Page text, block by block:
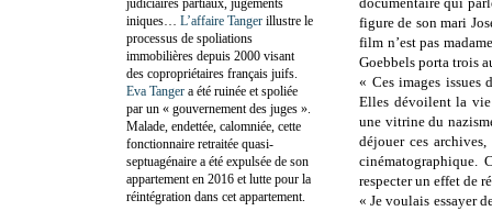
figure de son mari
film n’est pas
Goebbels porta trois
« Ces images issues
Elles dévoilent la
une vitrine du
déjouer ces
cinématographique.
respecter un effet de
« Je voulais essayer
iniques… L’affaire Tanger illustre le
processus de spoliations
immobilières depuis 2000 visant
des copropriétaires français juifs.
Eva Tanger a été ruinée et spoliée
par un « gouvernement des juges ».
Malade, endettée, calomniée, cette
fonctionnaire retraitée quasi-
septuagénaire a été expulsée de son
appartement en 2016 et lutte pour la
réintégration dans cet appartement.